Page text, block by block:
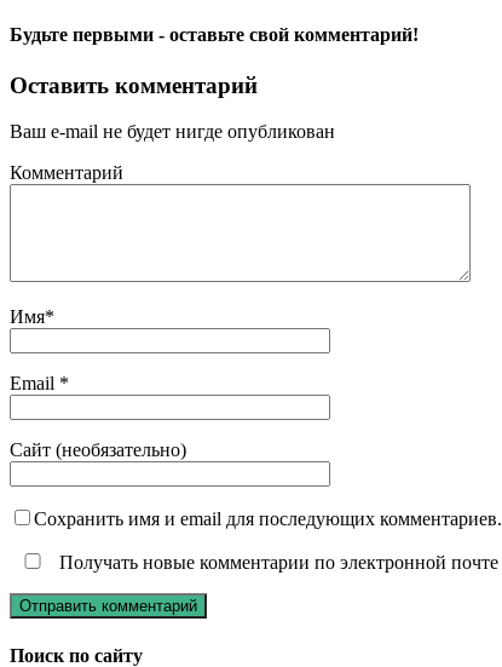
Будьте первыми - оставьте свой комментарий!
Оставить комментарий
Ваш e-mail не будет нигде опубликован
Комментарий
Имя*
Email *
Сайт (необязательно)
Сохранить имя и email для последующих комментариев.
Получать новые комментарии по электронной почте
Поиск по сайту